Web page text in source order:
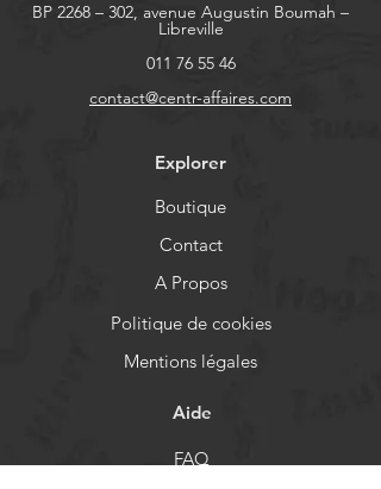
BP 2268 – 302, avenue Augustin Boumah –
Libreville
011 76 55 46
contact@centr-affaires.com
Explorer
Boutique
Contact
A Propos
Politique de cookies
Mentions légales
Aide
FAQ